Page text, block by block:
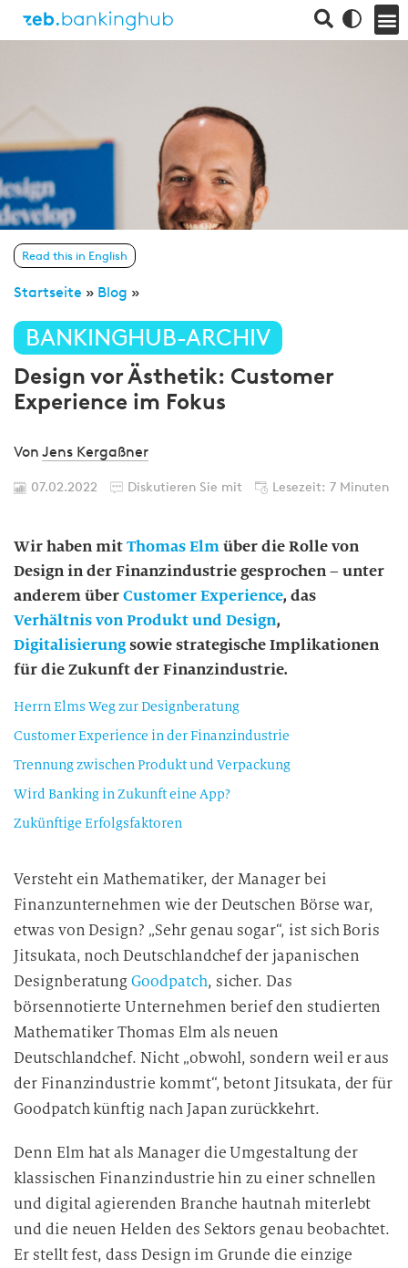
Read this in English
Startseite » Blog »
BANKINGHUB-ARCHIV
Design vor Ästhetik: Customer
Experience im Fokus
Von Jens Kergaßner
07.02.2022 Diskutieren Sie mit Lesezeit: 7 Minuten
Wir haben mitThomas Elmüber die Rolle von
Design in der Finanzindustrie gesprochen – unter
anderem überCustomer Experience, das
Verhältnis von Produkt und Design,
Digitalisierungsowie strategische Implikationen
für die Zukunft der Finanzindustrie.
Herrn Elms Weg zur Designberatung
Customer Experience in der Finanzindustrie
Trennung zwischen Produkt und Verpackung
Wird Banking in Zukunft eine App?
Zukünftige Erfolgsfaktoren
Versteht ein Mathematiker, der Manager bei
Finanzunternehmen wie der Deutschen Börse war,
etwas von Design? „Sehr genau sogar“, ist sich Boris
Jitsukata, noch Deutschlandchef der japanischen
DesignberatungGoodpatch, sicher. Das
börsennotierte Unternehmen berief den studierten
Mathematiker Thomas Elm als neuen
Deutschlandchef. Nicht „obwohl, sondern weil er aus
der Finanzindustrie kommt“, betont Jitsukata, der für
Goodpatch künftig nach Japan zurückkehrt.
Denn Elm hat als Manager die Umgestaltung der
klassischen Finanzindustrie hin zu einer schnellen
und digital agierenden Branche hautnah miterlebt
und die neuen Helden des Sektors genau beobachtet.
Er stellt fest, dass Design im Grunde die einzige